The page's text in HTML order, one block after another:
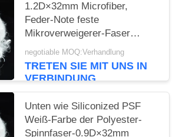
1.2D×32mm Microfiber,
Feder-Note feste
Mikroverweigerer-Faser
Siliconized
negotiable MOQ:Verhandlung
TRETEN SIE MIT UNS IN
VERBINDUNG
Unten wie Siliconized PSF
Weiß-Farbe der Polyester-
Spinnfaser-0.9D×32mm